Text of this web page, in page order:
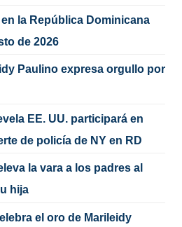
la República Dominicana
de 2026
Paulino expresa orgullo por
EE. UU. participará en
de policía de NY en RD
la vara a los padres al
hija
el oro de Marileidy